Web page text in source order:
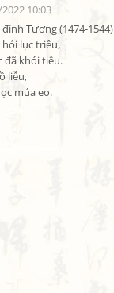
10:03
Tương (1474-1544)
lục triều,
đã khói tiêu.
liễu,
múa eo.